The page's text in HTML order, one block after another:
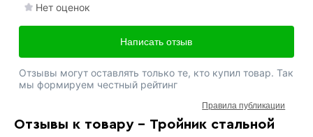
Отзывы к товару - Тройник стальной
Нет оценок
Написать отзыв
Отзывы могут оставлять только те, кто купил товар. Так
мы формируем честный рейтинг
Правила публикации